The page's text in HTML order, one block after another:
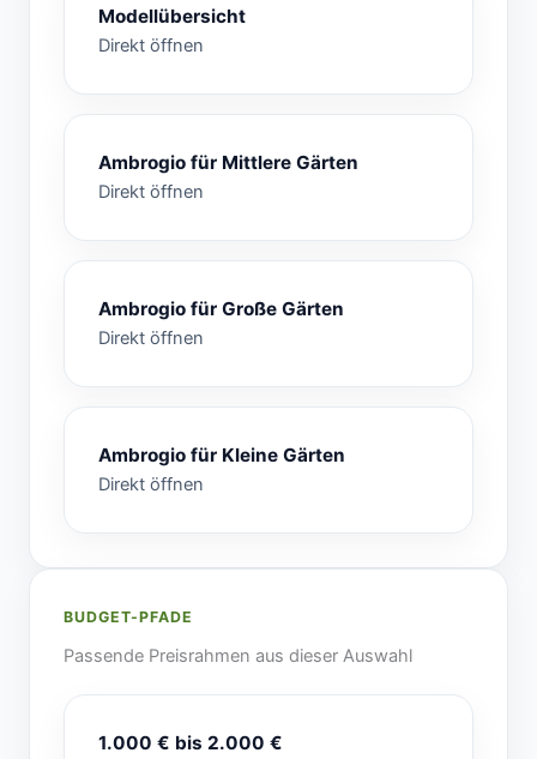
Modellübersicht
Direkt öffnen
Ambrogio für Mittlere Gärten
Direkt öffnen
Ambrogio für Große Gärten
Direkt öffnen
Ambrogio für Kleine Gärten
Direkt öffnen
BUDGET-PFADE
Passende Preisrahmen aus dieser Auswahl
1.000 € bis 2.000 €